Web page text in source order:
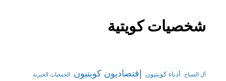
شخصيات كويتية
آل الصباح أدباء كويتيون إقتصاديون كويتيون الجمعيات الخيرية